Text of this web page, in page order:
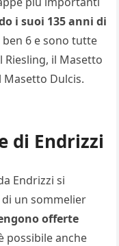
i suoi 135 anni di
6 e sono tutte
Riesling, il Masetto
Dulcis.
di Endrizzi
Endrizzi si
un sommelier
offerte
possibile anche